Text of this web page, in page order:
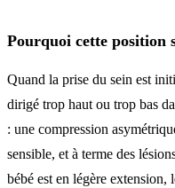
Pourquoi cette position
Quand la prise du sein est
dirigé trop haut ou trop bas
: une compression
sensible, et à terme des
bébé est en légère